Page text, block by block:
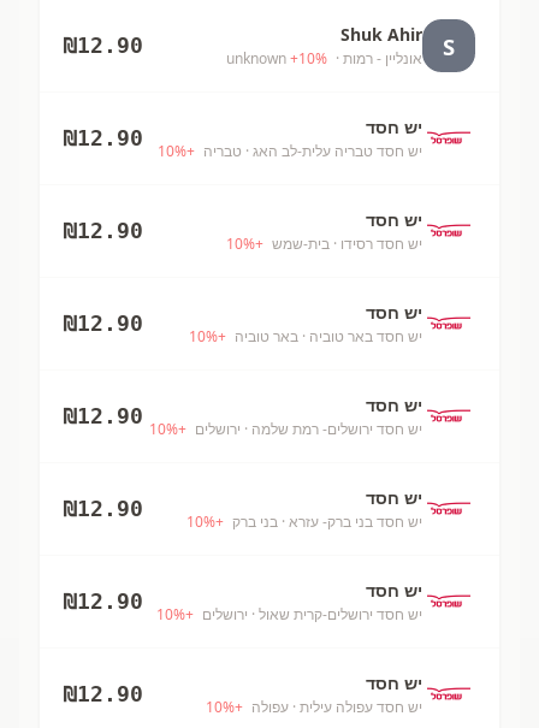
S
Shuk Ahir
אונליין - רמות · unknown
+10%
₪12.90
יש חסד
יש חסד טבריה עלית-לב האג · טבריה +
10%
₪12.90
יש חסד
יש חסד רסידו · בית-שמש +
10%
₪12.90
יש חסד
יש חסד באר טוביה · באר טוביה +
10%
₪12.90
יש חסד
יש חסד ירושלים- רמת שלמה · ירושלים +
10%
₪12.90
יש חסד
יש חסד בני ברק- עזרא · בני ברק +
10%
₪12.90
יש חסד
יש חסד ירושלים-קרית שאול · ירושלים +
10%
₪12.90
יש חסד
יש חסד עפולה עילית · עפולה +
10%
₪12.90